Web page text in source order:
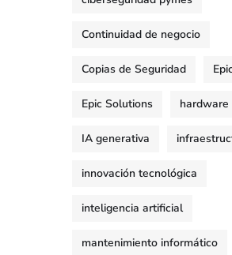
Continuidad de negocio
Copias de Seguridad
Epic Solutions hardware
IA generativa
innovación tecnológica
inteligencia artificial
mantenimiento informático